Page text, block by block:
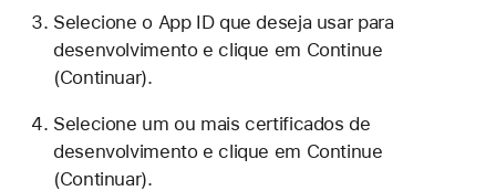
Selecione o App ID que deseja usar para
desenvolvimento e clique em Continue
(Continuar).
Selecione um ou mais certificados de
desenvolvimento e clique em Continue
(Continuar).